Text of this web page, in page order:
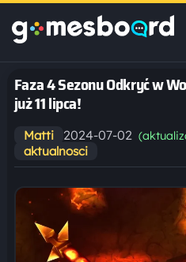
Faza 4 Sezonu Odkryć w
już 11 lipca!
Matti 2024-07-02
aktualnosci